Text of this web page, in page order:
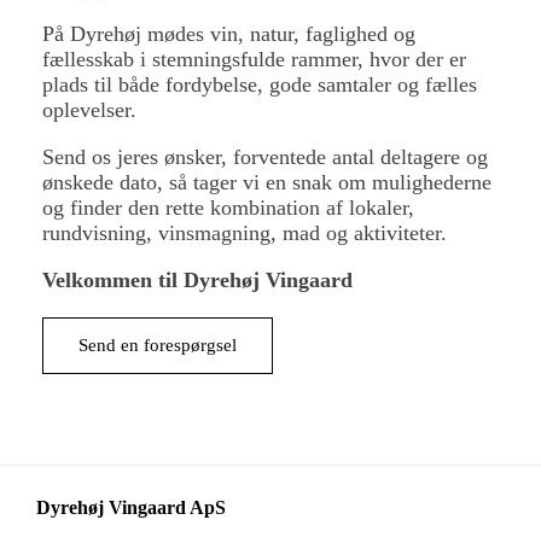
På Dyrehøj mødes vin, natur, faglighed og
fællesskab i stemningsfulde rammer, hvor der er
plads til både fordybelse, gode samtaler og fælles
oplevelser.
Send os jeres ønsker, forventede antal deltagere og
ønskede dato, så tager vi en snak om mulighederne
og finder den rette kombination af lokaler,
rundvisning, vinsmagning, mad og aktiviteter.
Velkommen til Dyrehøj Vingaard
Send en forespørgsel
Dyrehøj Vingaard ApS